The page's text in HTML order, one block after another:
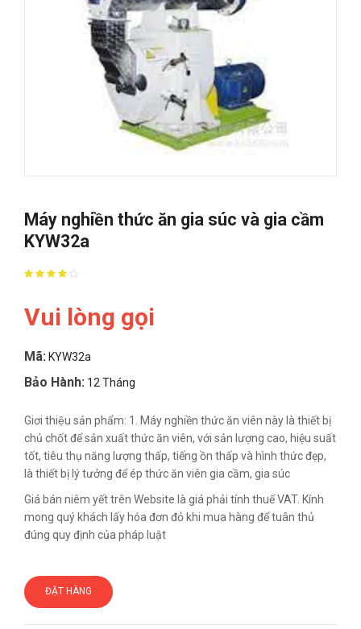
Máy nghiền thức ăn gia súc và gia cầm
KYW32a
Vui lòng gọi
Mã: KYW32a
Bảo Hành: 12 Tháng
Giơi thiệu sản phẩm: 1. Máy nghiền thức ăn viên này là thiết bị
chủ chốt để sản xuất thức ăn viên, với sản lượng cao, hiệu suất
tốt, tiêu thụ năng lượng thấp, tiếng ồn thấp và hình thức đẹp,
là thiết bị lý tưởng để ép thức ăn viên gia cầm, gia súc
Giá bán niêm yết trên Website là giá phải tính thuế VAT. Kính
mong quý khách lấy hóa đơn đỏ khi mua hàng để tuân thủ
đúng quy định của pháp luật
ĐẶT HÀNG